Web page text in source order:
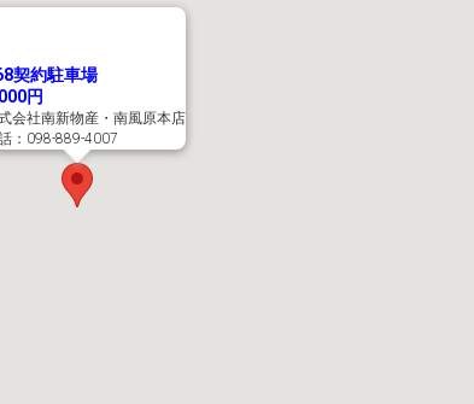
契約駐車場
円
会社南新物産・南風原本店
：098-889-4007